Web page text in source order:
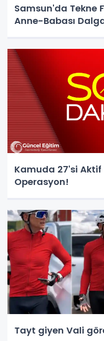
Samsun'da Tekne
Anne-Babası
Kamuda 27'si
Operasyon!
Tayt giyen Vali